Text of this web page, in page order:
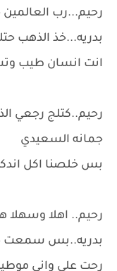
رحيم...رب
بدريه...خذ الذهب
انت انسان طيب
رحيم..كتلج رجعي
جمانه السعيدي
بس خلصنا اكل
رحيم.. اهلا وسهلا
بدريه..بس سمعت
رحت علي واني